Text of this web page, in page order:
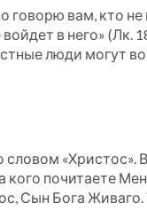
о буквах и
они
Святым Духом,
разбойников.
говорю вам, кто
в него» (Лк.
люди могут
«Христос».
кого почитаете
Сын Бога Живаго.